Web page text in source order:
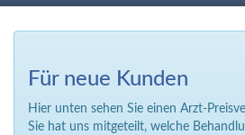
Für neue Kunden
Hier unten sehen Sie einen Arzt-
Sie hat uns mitgeteilt, welche